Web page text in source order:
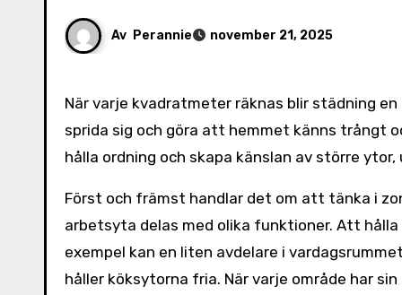
Av Perannie november 21, 2025
När varje kvadratmeter räknas blir städning en annan typ av utmaning. I små lägenheter kan röran snabbt
sprida sig och göra att hemmet känns trångt
hålla ordning och skapa känslan av större
Först och främst handlar det om att tänka i
arbetsyta delas med olika funktioner. Att
exempel kan en liten avdelare i
håller köksytorna fria. När varje område har